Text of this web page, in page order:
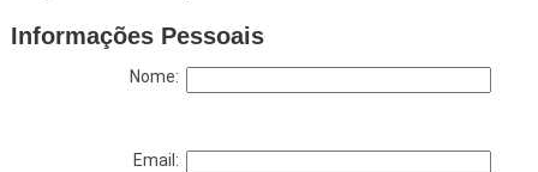
Informações Pessoais
Nome:
Email: